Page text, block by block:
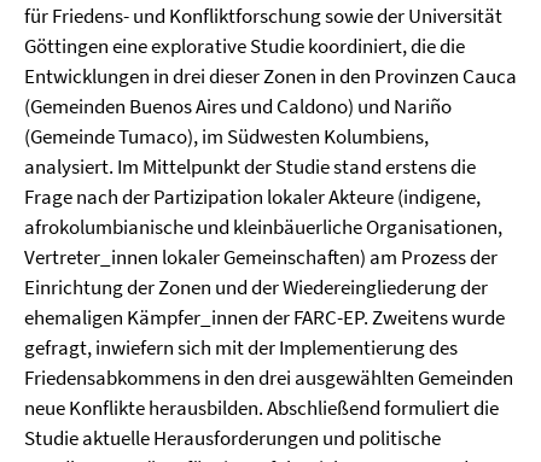
für Friedens- und Konfliktforschung sowie der Universität
Göttingen eine explorative Studie koordiniert, die die
Entwicklungen in drei dieser Zonen in den Provinzen Cauca
(Gemeinden Buenos Aires und Caldono) und Nariño
(Gemeinde Tumaco), im Südwesten Kolumbiens,
analysiert. Im Mittelpunkt der Studie stand erstens die
Frage nach der Partizipation lokaler Akteure (indigene,
afrokolumbianische und kleinbäuerliche Organisationen,
Vertreter_innen lokaler Gemeinschaften) am Prozess der
Einrichtung der Zonen und der Wiedereingliederung der
ehemaligen Kämpfer_innen der FARC-EP. Zweitens wurde
gefragt, inwiefern sich mit der Implementierung des
Friedensabkommens in den drei ausgewählten Gemeinden
neue Konflikte herausbilden. Abschließend formuliert die
Studie aktuelle Herausforderungen und politische